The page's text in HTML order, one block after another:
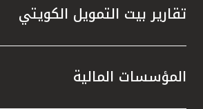
تقارير بيت التمويل الكويتي
المؤسسات المالية